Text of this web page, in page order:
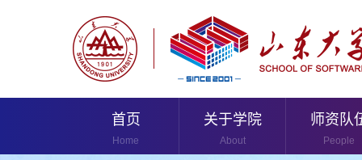
首页
Home
关于学院
About
师资队
People